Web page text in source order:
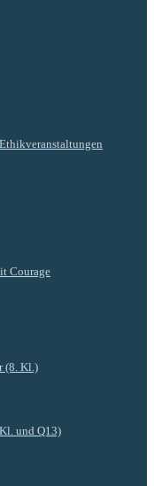
Courage
(8. Kl.)
und Q13)